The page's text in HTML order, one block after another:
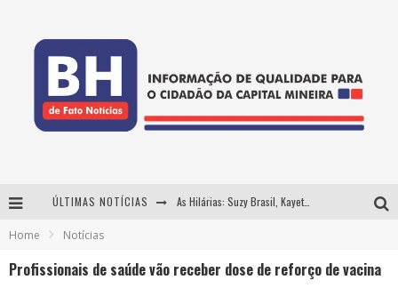
ÚLTIMAS NOTÍCIAS As Hilárias: Suzy Brasil, Kayete e Karoline Absinto retornam a Belo Horizonte para apresentação única no Teatro Sesiminas
Usecorp consolida a 'economia do uso' no B2B brasileiro, vira S.A. e impulsiona expansão com novo fundo estruturado
Home Notícias
Profissionais de saúde vão receber dose de reforço de vacina